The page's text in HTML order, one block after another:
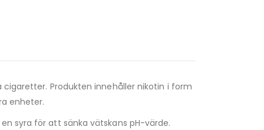
Produkten innehåller nikotin i form
enheter.
syra för att sänka vätskans pH-värde.